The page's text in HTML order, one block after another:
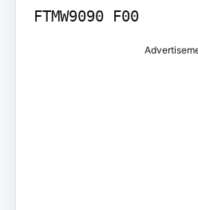
FTMW9090 F00